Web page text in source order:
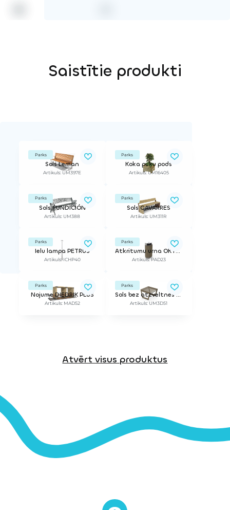
Saistītie produkti
Parks
Sols Leman
Artikuls: UM397E
Parks
Koka puķu pods
Artikuls: UM16405
Parks
Sols FUNDICIÓN
Artikuls: UM388
Parks
Sols GAVARRES
Artikuls: UM311R
Parks
Ielu lampa PETRUS
Artikuls: ICHP40
Parks
Atkritumu urna OKTO PLUS
Artikuls: PAD23
Parks
Nojume DIEDRIK PLUS
Artikuls: MAD52
Parks
Sols bez atzveltnes ARTE
Artikuls: UM3D51
Atvērt visus produktus